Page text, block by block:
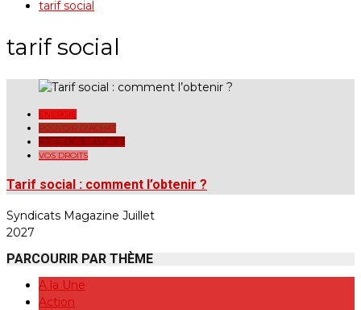
tarif social
tarif social
POUVOIR D'ACHAT
QUESTION-RÉPONSE
VOS DROITS
Tarif social : comment l’obtenir ?
Syndicats Magazine Juillet
2027
PARCOURIR PAR THÈME
A la Une
Action